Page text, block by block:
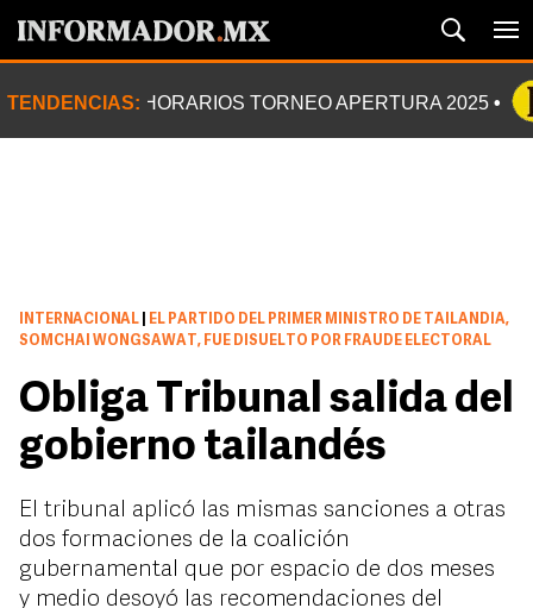
TENDENCIAS: HORARIOS TORNEO APERTURA 2025
INTERNACIONAL
EL PARTIDO DEL PRIMER MINISTRO DE TAILANDIA,
SOMCHAI WONGSAWAT, FUE DISUELTO POR FRAUDE ELECTORAL
Obliga Tribunal salida del
gobierno tailandés
El tribunal aplicó las mismas sanciones a otras
dos formaciones de la coalición
gubernamental que por espacio de dos meses
y medio desoyó las recomendaciones del